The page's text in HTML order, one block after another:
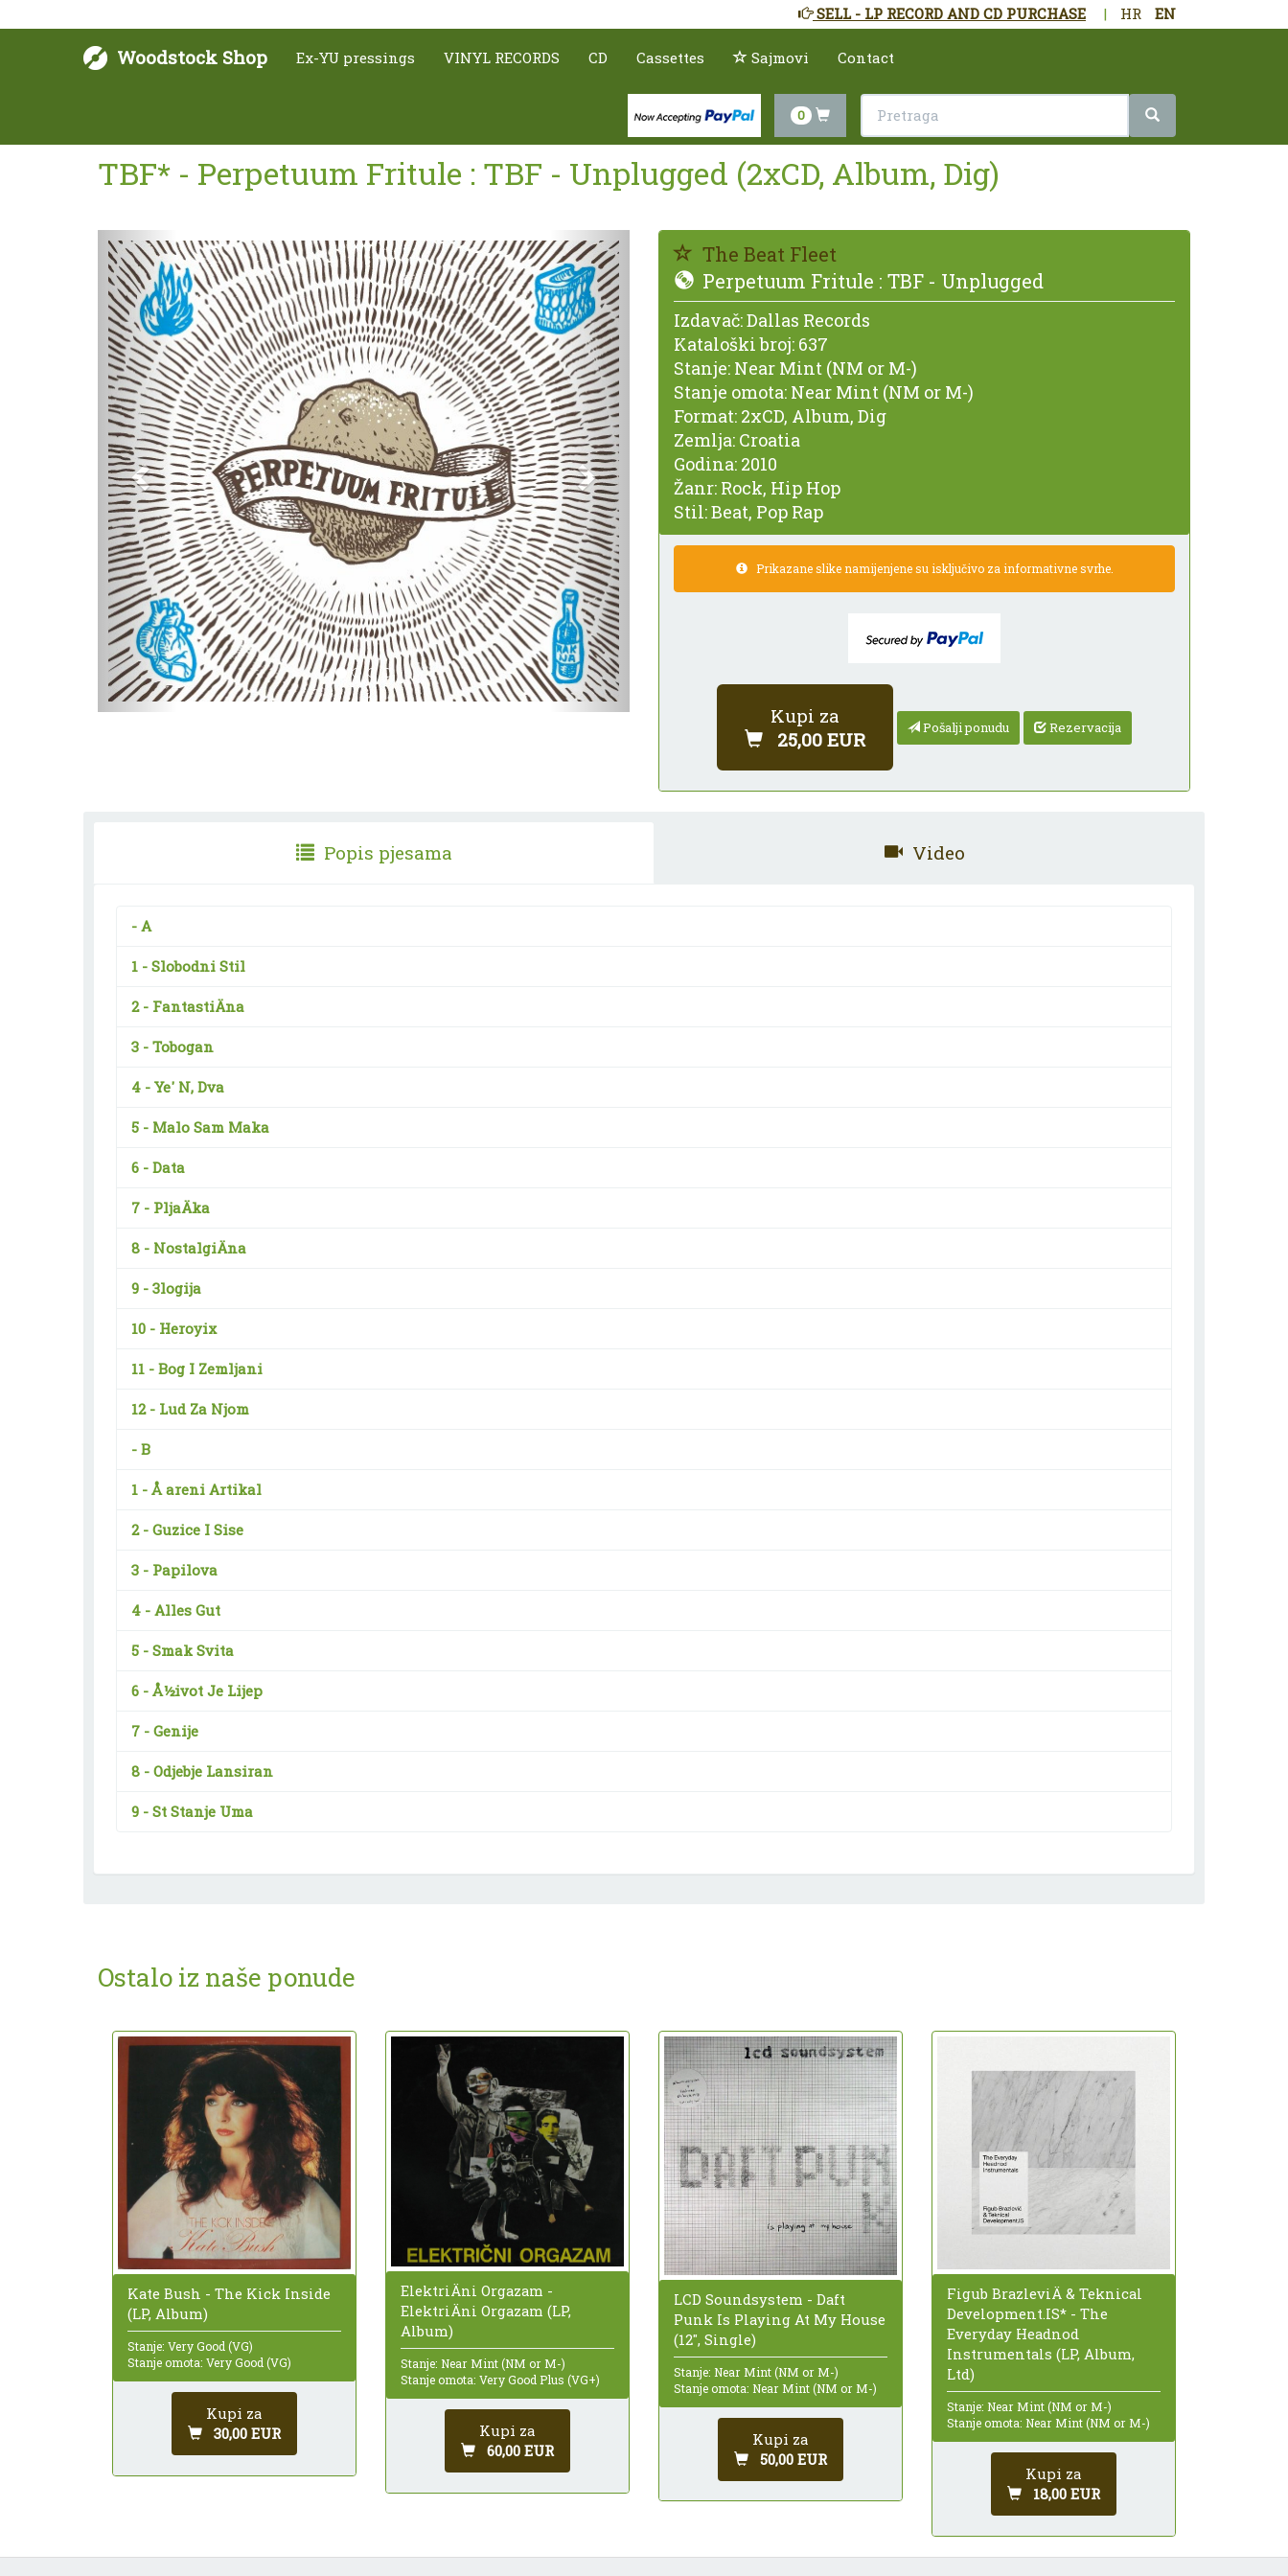
HR EN
|
SELL - LP RECORD AND CD PURCHASE
Woodstock Shop Ex-YU pressings VINYL RECORDS CD Cassettes Sajmovi Contact
0
TBF* - Perpetuum Fritule : TBF - Unplugged (2xCD, Album, Dig)
Sljedeće Prethodno
The Beat Fleet
Perpetuum Fritule : TBF - Unplugged
Izdavač:Dallas Records
Kataloški broj: 637
Stanje: Near Mint (NM or M-)
Stanje omota: Near Mint (NM or M-)
Format: 2xCD, Album, Dig
Zemlja: Croatia
Godina: 2010
Žanr: Rock, Hip Hop
Stil:Beat, Pop Rap
Prikazane slike namijenjene su isključivo za informativne svrhe.
Kupi za
25,00 EUR
Pošalji ponudu Rezervacija
Popis pjesama Video
- A
1 - Slobodni Stil
2 - FantastiÄna
3 - Tobogan
4 - Ye' N, Dva
5 - Malo Sam Maka
6 - Data
7 - PljaÄka
8 - NostalgiÄna
9 - 3logija
10 - Heroyix
11 - Bog I Zemljani
12 - Lud Za Njom
- B
1 - Å areni Artikal
2 - Guzice I Sise
3 - Papilova
4 - Alles Gut
5 - Smak Svita
6 - Å½ivot Je Lijep
7 - Genije
8 - Odjebje Lansiran
9 - St Stanje Uma
Ostalo iz naše ponude
Kate Bush - The Kick Inside
(LP, Album)
Stanje: Very Good (VG)
Stanje omota: Very Good (VG)
Kupi za
30,00 EUR
ElektriÄni Orgazam -
ElektriÄni Orgazam (LP,
Album)
Stanje: Near Mint (NM or M-)
Stanje omota: Very Good Plus (VG+)
Kupi za
60,00 EUR
LCD Soundsystem - Daft
Punk Is Playing At My House
(12", Single)
Stanje: Near Mint (NM or M-)
Stanje omota: Near Mint (NM or M-)
Kupi za
50,00 EUR
Figub BrazleviÄ & Teknical
Development.IS* - The
Everyday Headnod
Instrumentals (LP, Album,
Ltd)
Stanje: Near Mint (NM or M-)
Stanje omota: Near Mint (NM or M-)
Kupi za
18,00 EUR